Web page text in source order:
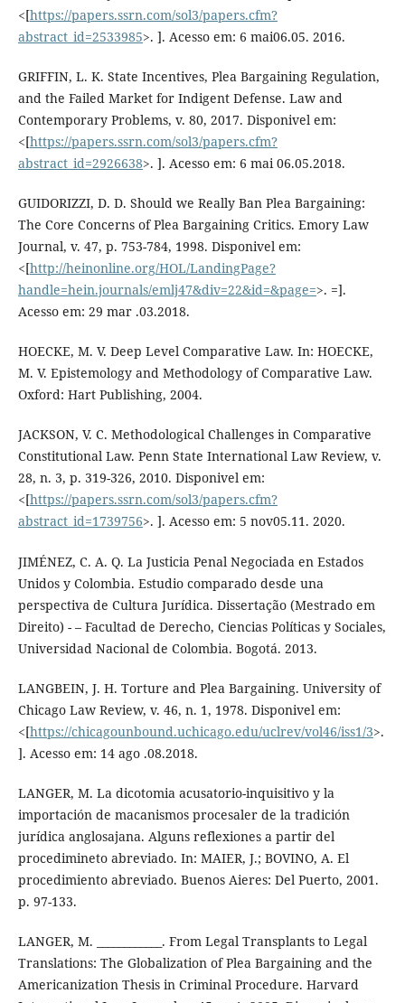
<[https://papers.ssrn.com/sol3/papers.cfm?
abstract_id=2533985>. ]. Acesso em: 6 mai06.05. 2016.
GRIFFIN, L. K. State Incentives, Plea Bargaining Regulation,
and the Failed Market for Indigent Defense. Law and
Contemporary Problems, v. 80, 2017. Disponivel em:
<[https://papers.ssrn.com/sol3/papers.cfm?
abstract_id=2926638>. ]. Acesso em: 6 mai 06.05.2018.
GUIDORIZZI, D. D. Should we Really Ban Plea Bargaining:
The Core Concerns of Plea Bargaining Critics. Emory Law
Journal, v. 47, p. 753-784, 1998. Disponivel em:
<[http://heinonline.org/HOL/LandingPage?
handle=hein.journals/emlj47&div=22&id=&page=>. =].
Acesso em: 29 mar .03.2018.
HOECKE, M. V. Deep Level Comparative Law. In: HOECKE,
M. V. Epistemology and Methodology of Comparative Law.
Oxford: Hart Publishing, 2004.
JACKSON, V. C. Methodological Challenges in Comparative
Constitutional Law. Penn State International Law Review, v.
28, n. 3, p. 319-326, 2010. Disponivel em:
<[https://papers.ssrn.com/sol3/papers.cfm?
abstract_id=1739756>. ]. Acesso em: 5 nov05.11. 2020.
JIMÉNEZ, C. A. Q. La Justicia Penal Negociada en Estados
Unidos y Colombia. Estudio comparado desde una
perspectiva de Cultura Jurídica. Dissertação (Mestrado em
Direito) - – Facultad de Derecho, Ciencias Políticas y Sociales,
Universidad Nacional de Colombia. Bogotá. 2013.
LANGBEIN, J. H. Torture and Plea Bargaining. University of
Chicago Law Review, v. 46, n. 1, 1978. Disponivel em:
<[https://chicagounbound.uchicago.edu/uclrev/vol46/iss1/3>.
]. Acesso em: 14 ago .08.2018.
LANGER, M. La dicotomia acusatorio-inquisitivo y la
importación de macanismos procesaler de la tradición
jurídica anglosajana. Alguns reflexiones a partir del
procedimineto abreviado. In: MAIER, J.; BOVINO, A. El
procedimiento abreviado. Buenos Aieres: Del Puerto, 2001.
p. 97-133.
LANGER, M. ____________. From Legal Transplants to Legal
Translations: The Globalization of Plea Bargaining and the
Americanization Thesis in Criminal Procedure. Harvard